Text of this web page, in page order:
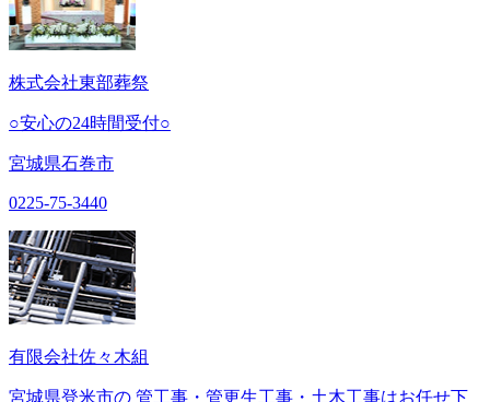
株式会社東部葬祭
○安心の24時間受付○
宮城県石巻市
0225-75-3440
有限会社佐々木組
宮城県登米市の 管工事・管更生工事・土木工事はお任せ下